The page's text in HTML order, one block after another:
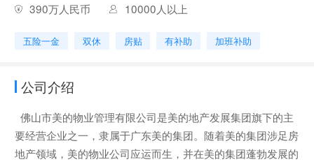
390万人民币
10000人以上
五险一金 双休 房贴 有补助 加班补助
公司介绍
佛山市美的物业管理有限公司是美的地产发展集团旗下的主
要经营企业之一，隶属于广东美的集团。随着美的集团涉足房
地产领域，美的物业公司应运而生，并在美的集团蓬勃发展的